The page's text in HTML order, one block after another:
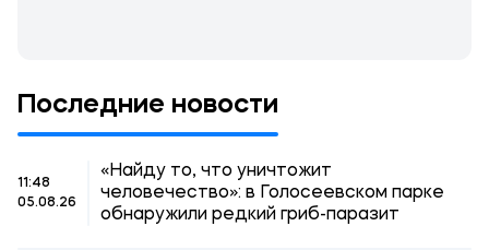
Последние новости
11:48
05.08.26
«Найду то, что уничтожит
человечество»: в Голосеевском парке
обнаружили редкий гриб-паразит